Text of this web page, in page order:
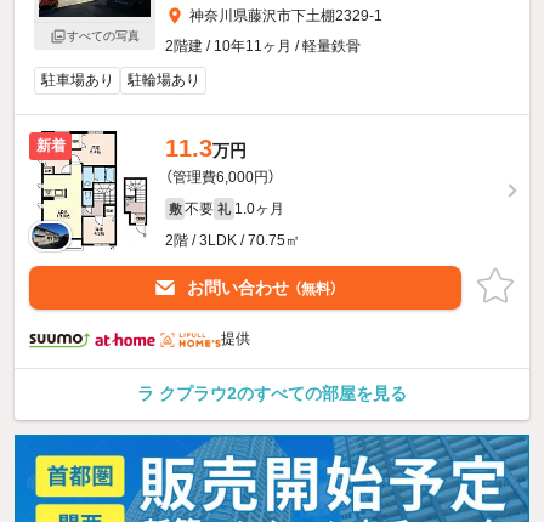
すべての写真
神奈川県藤沢市下土棚2329-1
2階建 / 10年11ヶ月 / 軽量鉄骨
駐車場あり
駐輪場あり
新着 11.3万円
（管理費6,000円）
敷 不要 礼 1.0ヶ月
2階 / 3LDK / 70.75㎡
お問い合わせ （無料）
提供
ラ クプラウ2のすべての部屋を見る